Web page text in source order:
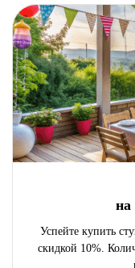
на
Успейте купить
скидкой 10%.